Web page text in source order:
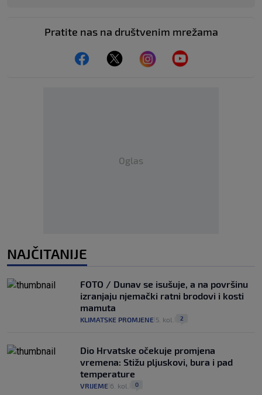
Pratite nas na društvenim mrežama
Oglas
NAJČITANIJE
FOTO / Dunav se isušuje, a na površinu
izranjaju njemački ratni brodovi i kosti
mamuta
KLIMATSKE PROMJENE 5. kol. 2
Dio Hrvatske očekuje promjena
vremena: Stižu pljuskovi, bura i pad
temperature
VRIJEME 6. kol. 0